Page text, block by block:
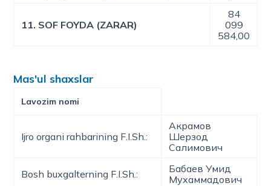
11. SOF FOYDA (ZARAR)
84
099
584,00
Mas'ul shaxslar
Lavozim nomi
Ijro organi rahbarining F.I.Sh.:
Акрамов
Шерзод
Салимович
Bosh buxgalterning F.I.Sh.:
Бабаев Умид
Мухаммадович